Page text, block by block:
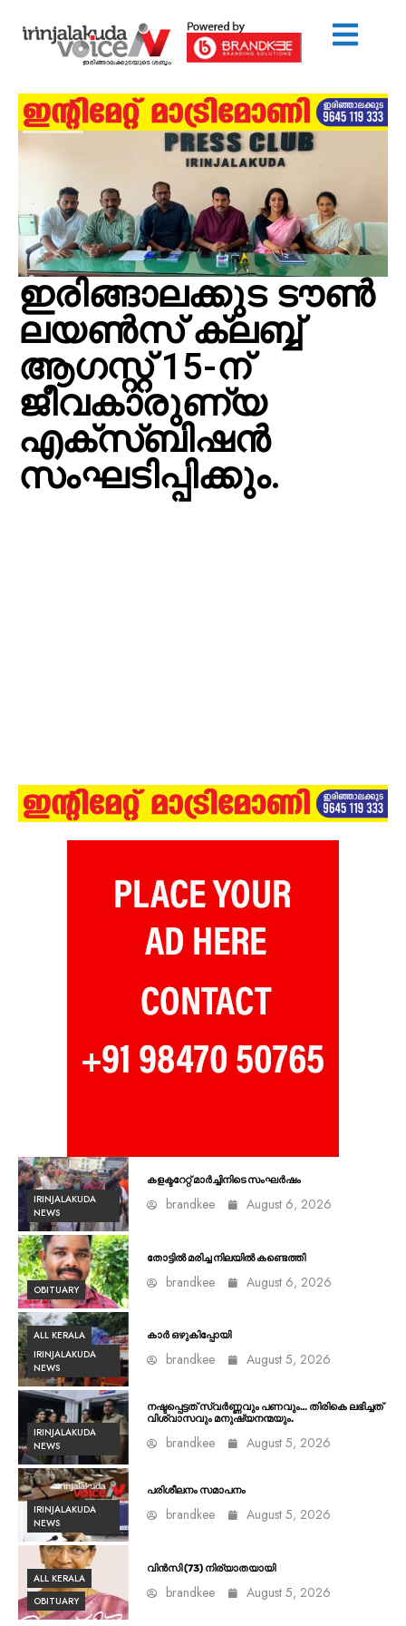
ഇരിങ്ങാലക്കുട ടൗൺ
ലയൺസ് ക്ലബ്ബ്
ആഗസ്റ്റ് 15-ന്
ജീവകാരുണ്യ
എക്സ്ബിഷൻ
സംഘടിപ്പിക്കും.
IRINJALAKUDA
NEWS
കളക്ടറേറ്റ് മാർച്ചിനിടെ സംഘർഷം
brandkee August 6, 2026
OBITUARY
തോട്ടിൽ മരിച്ച നിലയിൽ കണ്ടെത്തി
brandkee August 6, 2026
ALL KERALA
IRINJALAKUDA
NEWS
കാർ ഒഴുകിപ്പോയി
brandkee August 5, 2026
IRINJALAKUDA
NEWS
നഷ്ടപ്പെട്ടത് സ്വർണ്ണവും പണവും… തിരികെ ലഭിച്ചത്
വിശ്വാസവും മനുഷ്യനന്മയും.
brandkee August 5, 2026
IRINJALAKUDA
NEWS
പരിശീലനം സമാപനം
brandkee August 5, 2026
ALL KERALA
OBITUARY
വിൻസി (73) നിര്യാതയായി
brandkee August 5, 2026